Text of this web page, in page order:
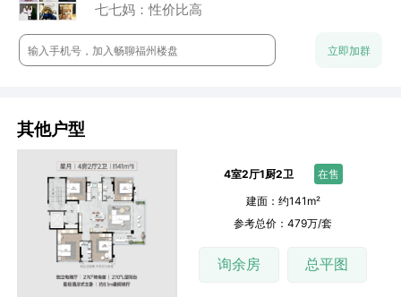
七七妈：性价比高
流年：周末一起约看房呀
云澈：这个楼盘还是很保值的
chun：附近的商业配置怎么样？
立即加群
其他户型
4室2厅1厨2卫 在售
建面：约141m²
参考总价：479万/套
询余房 总平图